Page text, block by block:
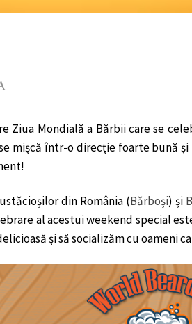
Ziua Mondială a Bărbii care se
mișcă într-o direcție foarte bună
din România (Bărboși) și
al acestui weekend special
și să socializăm cu oameni